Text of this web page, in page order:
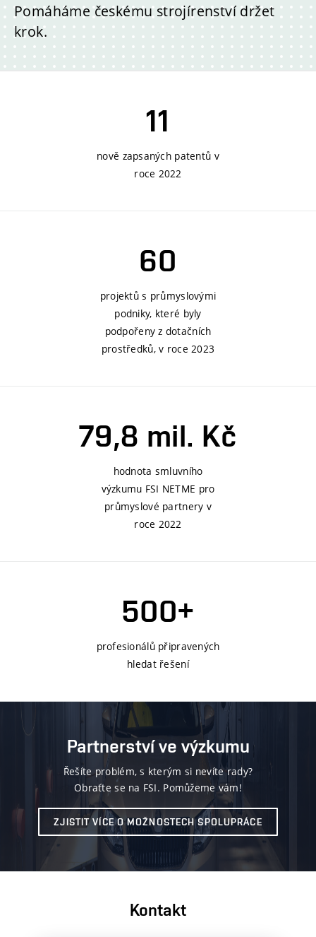
Pomáháme českému strojírenství držet
krok.
11
nově zapsaných patentů v
roce 2022
60
projektů s průmyslovými
podniky, které byly
podpořeny z dotačních
prostředků, v roce 2023
79,8 mil. Kč
hodnota smluvního
výzkumu FSI NETME pro
průmyslové partnery v
roce 2022
500+
profesionálů připravených
hledat řešení
Partnerství ve výzkumu
Řešíte problém, s kterým si nevíte rady?
Obraťte se na FSI. Pomůžeme vám!
ZJISTIT VÍCE O MOŽNOSTECH SPOLUPRÁCE
Kontakt